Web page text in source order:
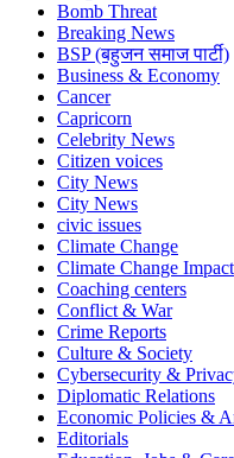
Bomb Threat
Breaking News
BSP (बहुजन समाज पार्टी)
Business & Economy
Cancer
Capricorn
Celebrity News
Citizen voices
City News
City News
civic issues
Climate Change
Climate Change Impact
Coaching centers
Conflict & War
Crime Reports
Culture & Society
Cybersecurity &
Diplomatic Relations
Economic Policies &
Editorials